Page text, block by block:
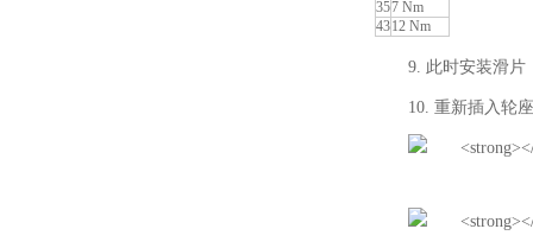
357 Nm
4312 Nm
9. 此时安装滑片
10. 重新插入轮